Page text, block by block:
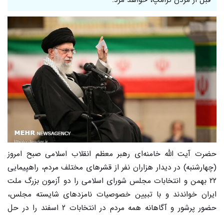
حضرت آیت الله خامنه‌ای رهبر معظم انقلاب اسلامی صبح امروز
(چهارشنبه) در دیدار هزاران نفر از قشرهای مختلف مردم، راهپیمایی
۲۲ بهمن و انتخابات مجلس شورای اسلامی را دو آزمون بزرگ ملت
ایران خواندند و با تبیین خصوصیات نامزدهای شایسته مجلس،
حضور پرشور و آگاهانه همه مردم در انتخابات ۲ اسفند را در حل